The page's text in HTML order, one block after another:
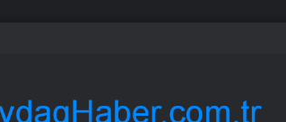
ve ÖTV düzenlemesi: Elektrikli araçlara asgari